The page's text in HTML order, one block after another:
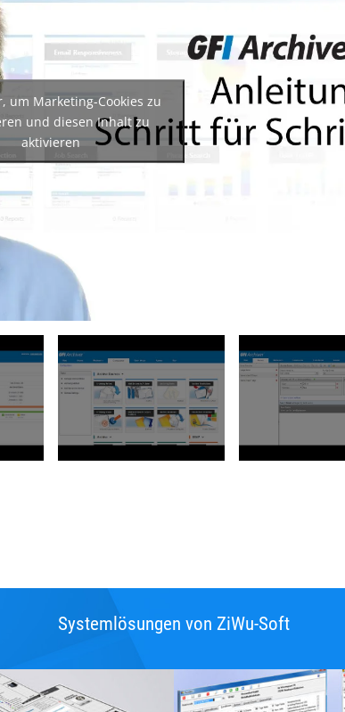
um Marketing-Cookies zu
und diesen Inhalt zu
aktivieren
Systemlösungen von ZiWu-Soft